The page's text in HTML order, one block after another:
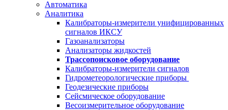
Автоматика
Аналитика
Калибраторы-измерители унифицированных
сигналов ИКСУ
Газоанализаторы
Анализаторы жидкостей
Трассопоисковое оборудование
Калибраторы-измерители сигналов
Гидрометеорологические приборы
Геодезические приборы
Сейсмическое оборудование
Весоизмерительное оборудование